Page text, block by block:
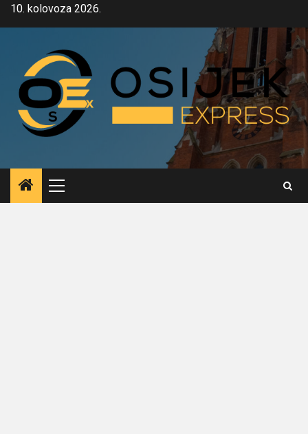
Skip10. kolovoza 2026.
Primary
Menu